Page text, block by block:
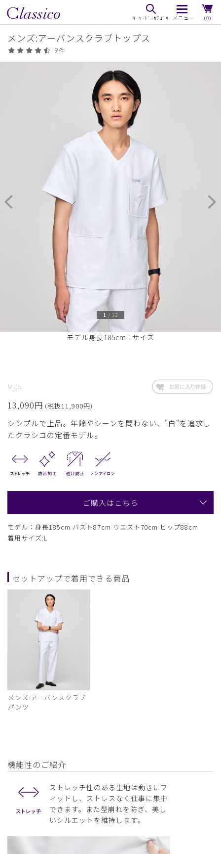
（0）
メンズ:アーバンスクラブトップス
9件
モデル身長185cm Lサイズ
1 / 12
MEN
13,090円 (税抜11,900円)
シンプルで上品。年齢やシーンを問わない、"白"を追求し
たクラシコの定番モデル。
ご購入はこちら
モデル：身長185cm バスト87cm ウエスト70cm ヒップ88cm
着用サイズ:L
セットアップで着用できる商品
メンズ:アーバンスクラブ
パンツ
機能性のご紹介
ストレッチ性のある生地は動きにフ
ィットし、ストレスなく仕事に集中
できます。また型崩れを防ぎ、美し
いシルエットを維持します。